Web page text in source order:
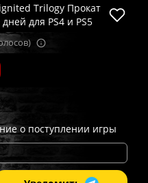
Trilogy Прокат
для PS4 и PS5
о поступлении игры